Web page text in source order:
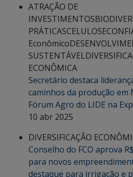
ATRAÇÃO DE
INVESTIMENTOS
PRÁTICASCELULOSE
Econômico
SUSTENTÁVEL
ECONÔMICA
Secretário destaca
caminhos da produção em
Fórum Agro do LIDE na
10 abr 2025
DIVERSIFICAÇÃO
Conselho do FCO aprova
para novos
destaque para irrigação e